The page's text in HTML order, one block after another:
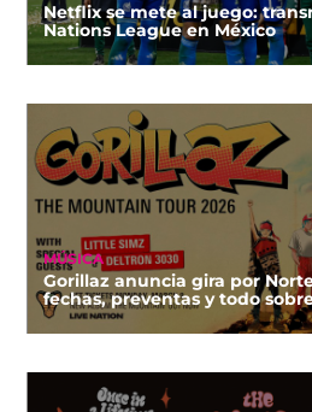
Netflix se mete al juego:
Nations League en México
MÚSICA
Gorillaz anuncia gira por
fechas, preventas y todo